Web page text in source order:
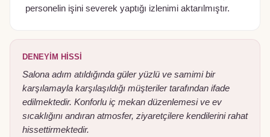
personelin işini severek yaptığı izlenimi aktarılmıştır.
DENEYIM HISSI
Salona adım atıldığında güler yüzlü ve samimi bir
karşılamayla karşılaşıldığı müşteriler tarafından ifade
edilmektedir. Konforlu iç mekan düzenlemesi ve ev
sıcaklığını andıran atmosfer, ziyaretçilere kendilerini rahat
hissettirmektedir.